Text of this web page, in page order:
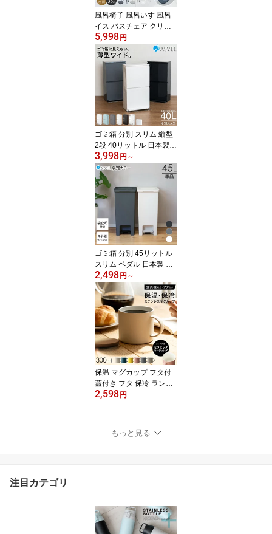
3段 ワイド 43.0L EC】
風呂椅子 風呂いす 風呂
イス バスチェア クリア
クリア素材 お風呂 椅子 3
5cm 湯おけ セット おし
ゃれ 高め 洗いやすい 高
級感 通気性 母の日 父の
日 カビが生えにくい 清
潔 ホテルライク 透明 【
アスベル レリッシュ AS
VEL RELISH 35cm 湯桶
セット 】
5,998 円
ゴミ箱 分別 スリム 縦型
2段 40リットル 日本製
おしゃれ キッチン 収納
ボックス ふた付き 省ス
ペース 2分別 大容量 ワゴ
ン ダストボックス リビ
ング ごみ箱 ペダル式 ペ
ダル タオルラック フラ
ップ式 前開き 薄型 ワイ
ド アスベル ASVEL
3,998 円 ～
ゴミ箱 分別 45リットル
スリム ペダル 日本製 お
しゃれ キッチン ふた付
き 縦型 大容量 ワゴン 45
l ダストボックス リビン
グ ごみ箱 グレー ブラッ
ク ホワイト シンプル ス
タイリッシュ 【 アスベ
ル エバン ASVEL EBAN
EC ペダル スリム 45L 2
個セット 】
2,498 円 ～
保温 マグカップ フタ付
蓋付き フタ 保冷 ランキ
ング受賞 保温マグカップ
ア キャンプ 入園入学 新
生活 セラミック イエロ
2,598 円
もっと見る
注目カテゴリ